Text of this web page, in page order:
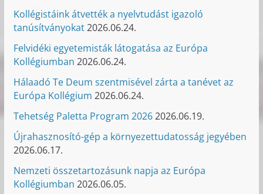
Kollégistáink átvették a nyelvtudást igazoló
tanúsítványokat2026.06.24.
Felvidéki egyetemisták látogatása az Európa
Kollégiumban 2026.06.24.
Hálaadó Te Deum szentmisével zárta a tanévet az
Európa Kollégium 2026.06.24.
Tehetség Paletta Program 20262026.06.19.
Újrahasznosító-gép a környezettudatosság jegyében
2026.06.17.
Nemzeti összetartozásunk napja az Európa
Kollégiumban 2026.06.05.